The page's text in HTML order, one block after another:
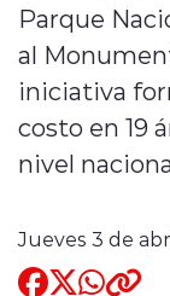
Parque
al
iniciativa
costo en 19
nivel
Jueves 3 de